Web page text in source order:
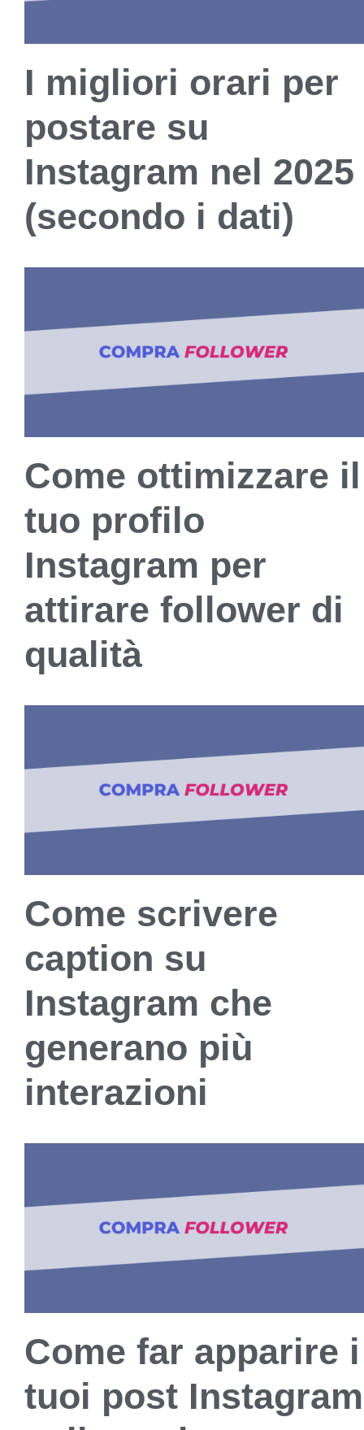
I migliori orari per
postare su
Instagram nel 2025
(secondo i dati)
Come ottimizzare il
tuo profilo
Instagram per
attirare follower di
qualità
Come scrivere
caption su
Instagram che
generano più
interazioni
Come far apparire i
tuoi post Instagram